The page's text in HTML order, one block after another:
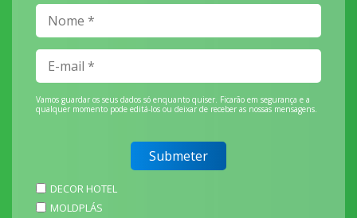
Vamos guardar os seus dados só enquanto quiser. Ficarão em segurança e a
qualquer momento pode editá-los ou deixar de receber as nossas mensagens.
DECOR HOTEL
MOLDPLÁS